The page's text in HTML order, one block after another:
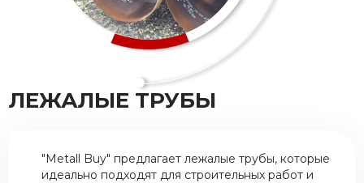
ЛЕЖАЛЫЕ ТРУБЫ
"Metall Buy" предлагает лежалые трубы, которые
идеально подходят для строительных работ и